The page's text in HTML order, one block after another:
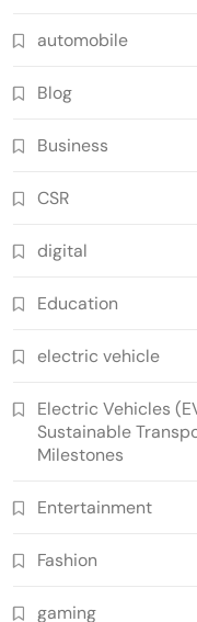
automobile
Blog
Business
CSR
digital
Education
electric vehicle
Electric Vehicles
Sustainable
Milestones
Entertainment
Fashion
gaming